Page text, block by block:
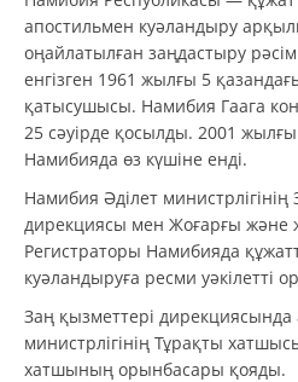
апостильмен куәландыру
оңайлатылған заңдастыру
енгізген 1961 жылғы 5
қатысушысы. Намибия Гаага
25 сәуірде қосылды. 2001
Намибияда өз күшіне енді.
Намибия Әділет министрлігінің
дирекциясы мен Жоғарғы және
Регистраторы Намибияда
куәландыруға ресми уәкілетті
Заң қызметтері дирекциясында
министрлігінің Тұрақты
хатшының орынбасары қояды.